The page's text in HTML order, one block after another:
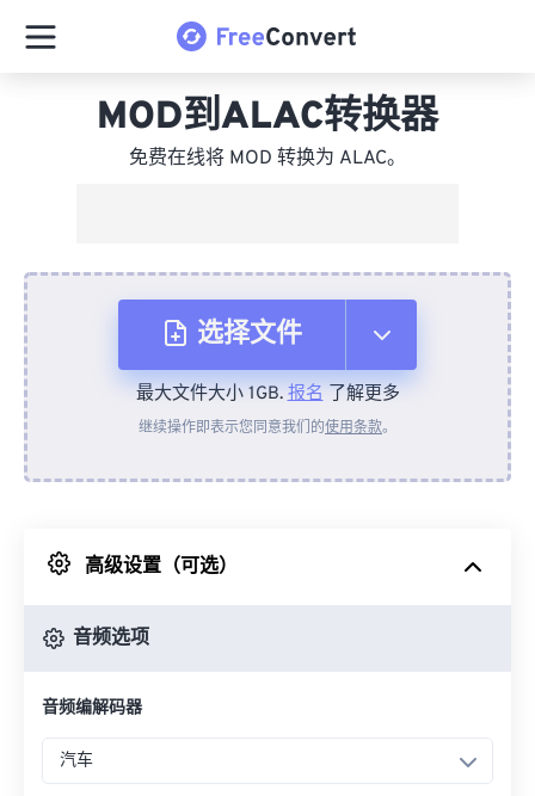
MOD到ALAC转换器
免费在线将 MOD 转换为 ALAC。
选择文件
从设备
来自 Google Drive
最大文件大小 1GB.报名了解更多
继续操作即表示您同意我们的使用条款。
高级设置（可选）
音频选项
音频编解码器
汽车